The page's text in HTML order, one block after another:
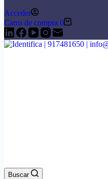
Acceder
Carro de compra 0
Buscar